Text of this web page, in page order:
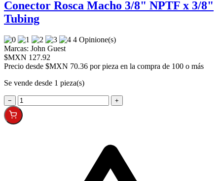
Conector Rosca Macho 3/8" NPTF x 3/8"
Tubing
4 Opinione(s)
Marcas: John Guest
$MXN 127.92
Precio desde $MXN 70.36 por pieza en la compra de 100 o más
Se vende desde 1 pieza(s)
− +